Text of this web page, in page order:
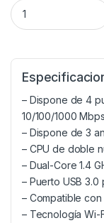
– Dispone de 4
10/100/1000 Mbps
– Dispone de 3
– CPU de doble
– Dual-Core 1.4
– Puerto USB 3.0
– Compatible con
– Tecnología Wi-